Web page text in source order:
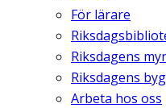
För lärare
Riksdagens
Riksdagens
Arbeta hos oss